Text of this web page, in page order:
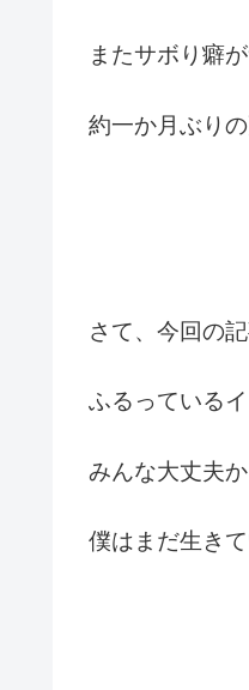
またサボり癖
約一か月ぶりの
さて、今回の
ふるっている
みんな大丈夫か
僕はまだ生きて